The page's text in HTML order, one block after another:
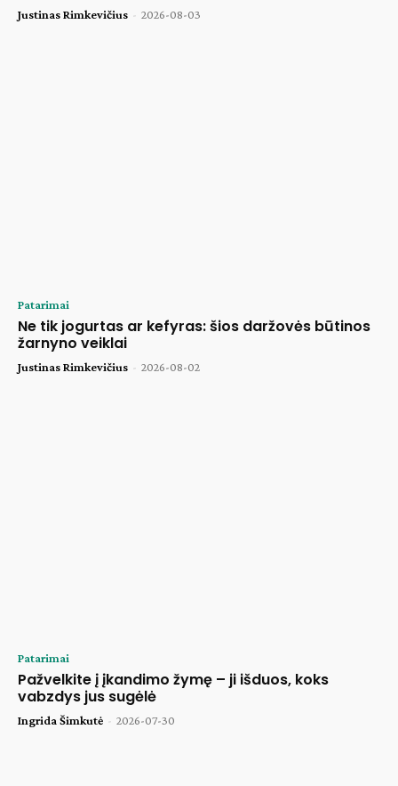
Justinas Rimkevičius - 2026-08-03
Patarimai
Ne tik jogurtas ar kefyras: šios daržovės būtinos
žarnyno veiklai
Justinas Rimkevičius - 2026-08-02
Patarimai
Pažvelkite į įkandimo žymę – ji išduos, koks
vabzdys jus sugėlė
Ingrida Šimkutė - 2026-07-30